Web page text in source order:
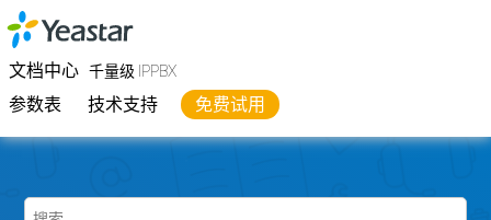
跳转到主要内容
文档中心 千量级 IPPBX
参数表 技术支持 免费试用
Yeastar千量级 IPPBX